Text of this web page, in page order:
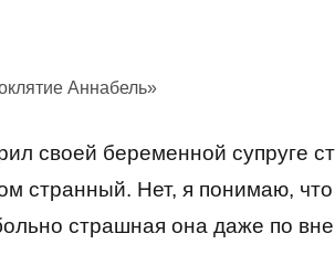
Аннабель»
своей беременной супруге
странный. Нет, я понимаю, что
страшная она даже по